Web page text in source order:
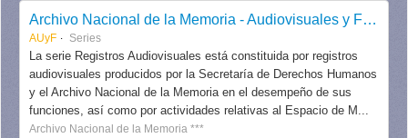
Archivo Nacional de la Memoria - Audiovisuales y Fotografías
AUyF Series
La serie Registros Audiovisuales está constituida por registros
audiovisuales producidos por la Secretaría de Derechos Humanos
y el Archivo Nacional de la Memoria en el desempeño de sus
funciones, así como por actividades relativas al Espacio de M...
Archivo Nacional de la Memoria ***